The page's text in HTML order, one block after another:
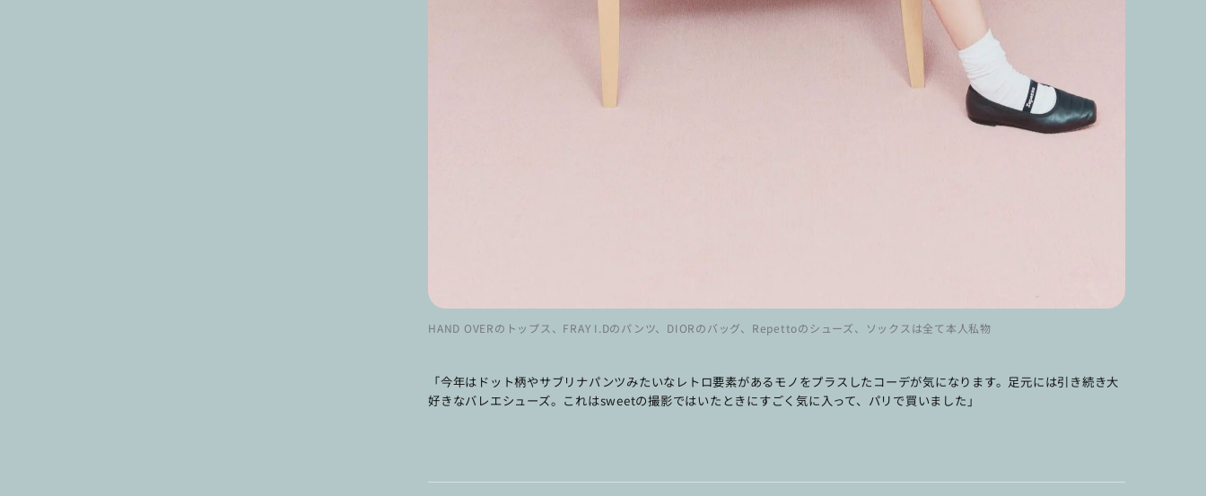
HAND OVERのトップス、FRAY I.Dのパンツ、DIORのバッグ、Repettoのシューズ、ソックスは全て本人私物
「今年はドット柄やサブリナパンツみたいなレトロ要素があるモノをプラスしたコーデが気になります。足元には引き続き大
好きなバレエシューズ。これはsweetの撮影ではいたときにすごく気に入って、パリで買いました」